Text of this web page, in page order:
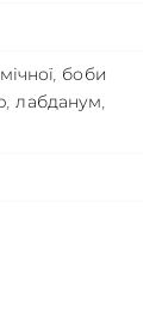
боби
лабданум